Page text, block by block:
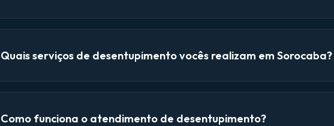
Quais serviços de desentupimento vocês realizam em Sorocaba?
Como funciona o atendimento de desentupimento?